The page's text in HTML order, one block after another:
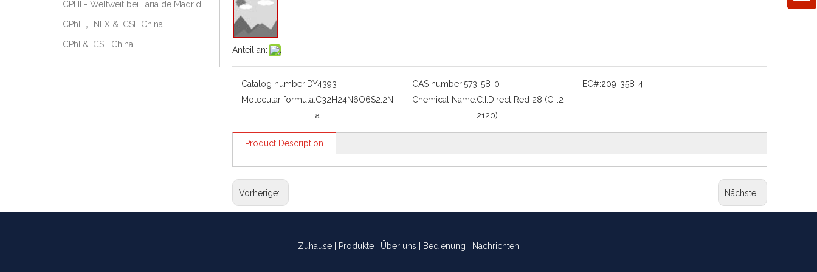
CPhI ， NEX & ICSE China
CPhI & ICSE China
Anteil an:
Catalog number:DY4393 CAS number:573-58-0 EC#:209-358-4
Molecular formula:C32H24N6O6S2.2N
a
Chemical Name:C.I.Direct Red 28 (C.I.2
2120)
Product Description
Vorherige: Nächste:
Zuhause Produkte Über uns Bedienung Nachrichten